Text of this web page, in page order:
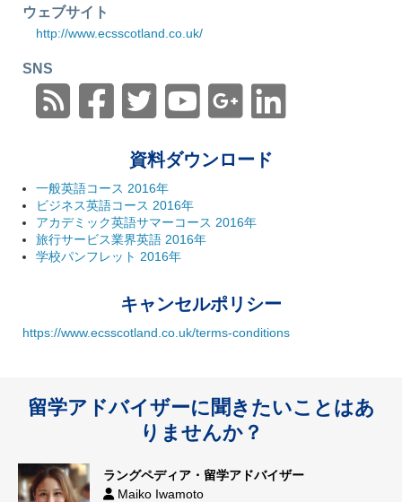
ウェブサイト
http://www.ecsscotland.co.uk/
SNS
資料ダウンロード
一般英語コース 2016年
ビジネス英語コース 2016年
アカデミック英語サマーコース 2016年
旅行サービス業界英語 2016年
学校パンフレット 2016年
キャンセルポリシー
https://www.ecsscotland.co.uk/terms-conditions
留学アドバイザーに聞きたいことはあ
りませんか？
ラングペディア・留学アドバイザー
Maiko Iwamoto